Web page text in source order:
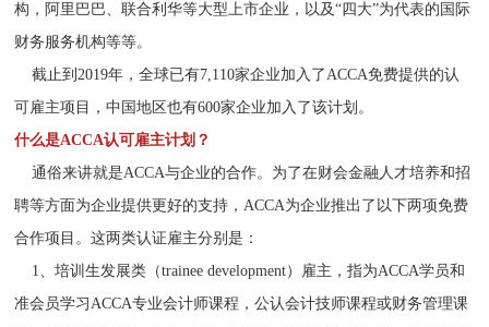
构，阿里巴巴、联合利华等大型上市企业，以及“四大”为代表的国际
财务服务机构等等。
截止到2019年，全球已有7,110家企业加入了ACCA免费提供的认
可雇主项目，中国地区也有600家企业加入了该计划。
什么是ACCA认可雇主计划？
通俗来讲就是ACCA与企业的合作。为了在财会金融人才培养和招
聘等方面为企业提供更好的支持，ACCA为企业推出了以下两项免费
合作项目。这两类认证雇主分别是：
1、培训生发展类（trainee development）雇主，指为ACCA学员和
准会员学习ACCA专业会计师课程，公认会计技师课程或财务管理课